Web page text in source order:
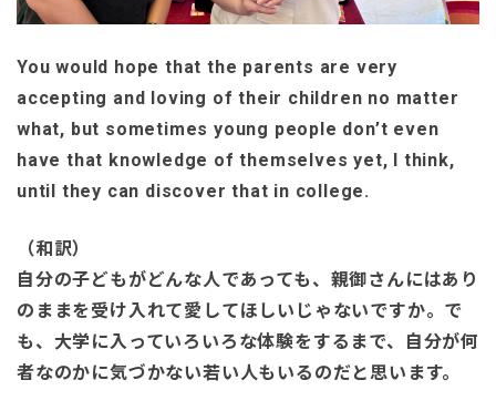
You would hope that the parents are very
accepting and loving of their children no matter
what, but sometimes young people don’t even
have that knowledge of themselves yet, I think,
until they can discover that in college.
（和訳）
自分の子どもがどんな人であっても、親御さんにはあり
のままを受け入れて愛してほしいじゃないですか。で
も、大学に入っていろいろな体験をするまで、自分が何
者なのかに気づかない若い人もいるのだと思います。